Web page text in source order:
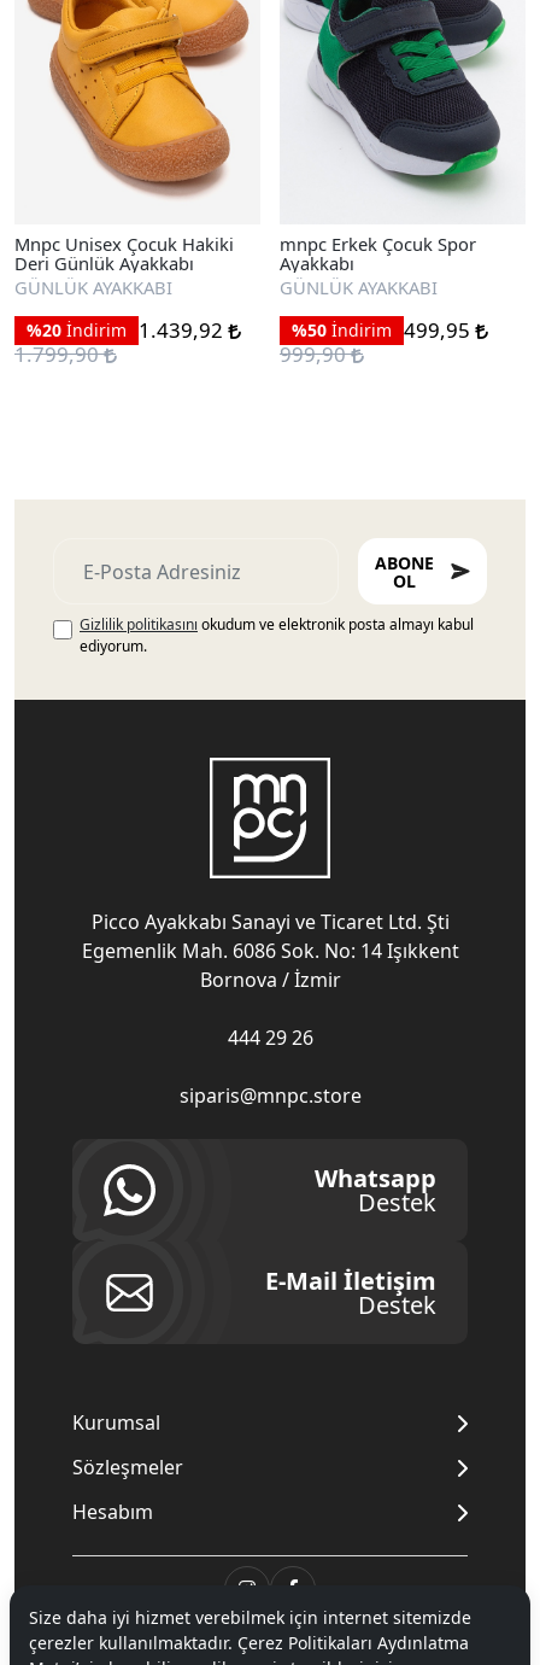
Mnpc Unisex Çocuk Hakiki
Deri Günlük Ayakkabı
GÜNLÜK AYAKKABI
%20 İndirim
1.439,92
1.799,90
mnpc Erkek Çocuk Spor
Ayakkabı
GÜNLÜK AYAKKABI
%50 İndirim 499,95
999,90
ABONE
OL
Gizlilik politikasını okudum ve elektronik posta almayı kabul
ediyorum.
Picco Ayakkabı Sanayi ve Ticaret Ltd. Şti
Egemenlik Mah. 6086 Sok. No: 14 Işıkkent
Bornova / İzmir
444 29 26
siparis@mnpc.store
Whatsapp
Destek
E-Mail İletişim
Destek
Kurumsal
Sözleşmeler
Hesabım
© 2020Mnpc. Tüm hakları saklıdır.
Size daha iyi hizmet verebilmek için internet sitemizde
çerezler kullanılmaktadır. Çerez Politikaları Aydınlatma